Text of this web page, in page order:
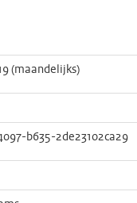
(maandelijks)
b635-2de23102ca29